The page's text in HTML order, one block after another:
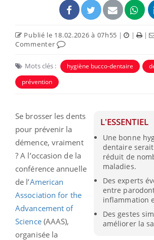
Publié le 18.02.2026 à 07h55 | | |
Commenter
Mots clés : hygiène bucco-dentaire
prévention
L'ESSENTIEL
Une bonne
dentaire
réduit de
maladies.
Des experts
entre
inflammation
Des gestes
améliorer la
Se brosser les dents
pour prévenir la
démence, vraiment
? A l’occasion de la
conférence annuelle
de l’American
Association for the
Advancement of
Science(AAAS),
organisée la